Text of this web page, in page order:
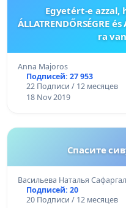
Egyetért-e azzal,
ÁLLATRENDŐRSÉGRE
ra
Anna Majoros
Подписей: 27 953
22 Подписи / 12 месяцев
18 Nov 2019
Спасите
Васильева Наталья
Подписей: 20
20 Подписи / 12 месяцев